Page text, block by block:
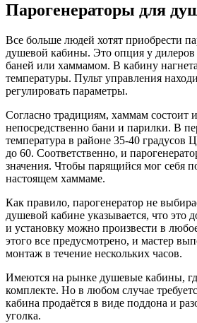
Парогенераторы для
Все больше людей хотят приобрести
душевой кабины. Это опция у дилеров
баней или хаммамом. В кабину
температуры. Пульт управления
регулировать параметры.
Согласно традициям, хаммам состоит
непосредственно бани и парилки. В
температура в районе 35-40 градусов
до 60. Соответственно, и
значения. Чтобы парящийся мог себя
настоящем хаммаме.
Как правило, парогенератор не
душевой кабине указывается, что это
и установку можно произвести в
этого все предусмотрено, и мастер
монтаж в течение нескольких часов.
Имеются на рынке душевые кабины,
комплекте. Но в любом случае
кабина продаётся в виде поддона и
уголка.